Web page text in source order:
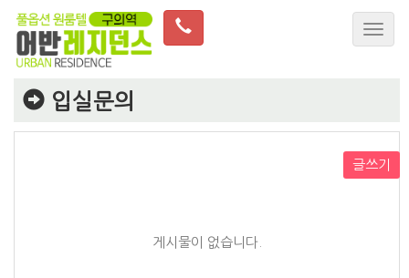
입실문의
글쓰기
게시물이 없습니다.